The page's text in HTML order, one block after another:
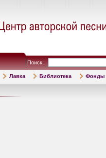
Поиск:
Лавка Библиотека Фонды